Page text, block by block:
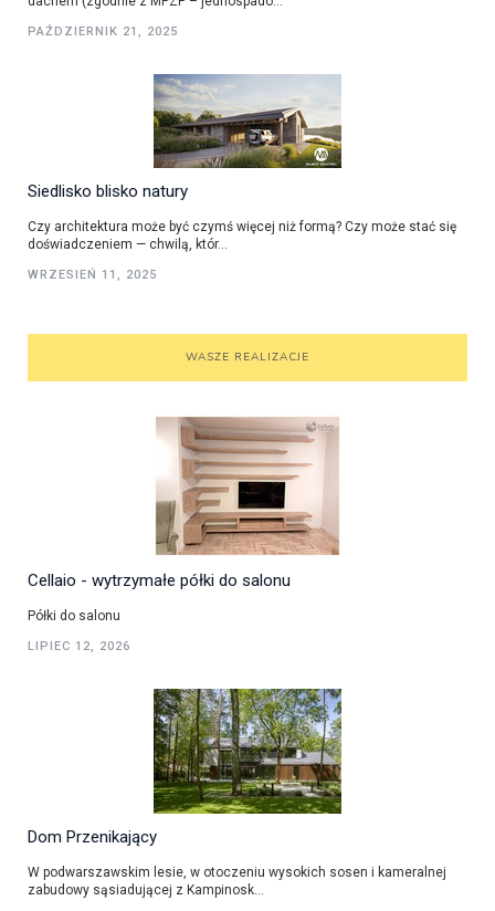
PAŹDZIERNIK 21, 2025
Siedlisko blisko natury
Czy architektura może być czymś więcej niż formą? Czy może stać się
doświadczeniem — chwilą, któr...
WRZESIEŃ 11, 2025
WASZE REALIZACJE
Cellaio - wytrzymałe półki do salonu
Półki do salonu
LIPIEC 12, 2026
Dom Przenikający
W podwarszawskim lesie, w otoczeniu wysokich sosen i kameralnej
zabudowy sąsiadującej z Kampinosk...